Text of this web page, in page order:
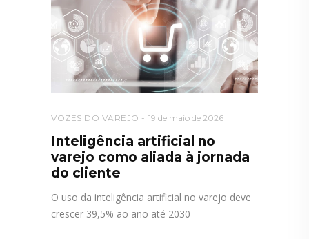
VOZES DO VAREJO 19 de maio de 2026
Inteligência artificial no
varejo como aliada à jornada
do cliente
O uso da inteligência artificial no varejo deve
crescer 39,5% ao ano até 2030